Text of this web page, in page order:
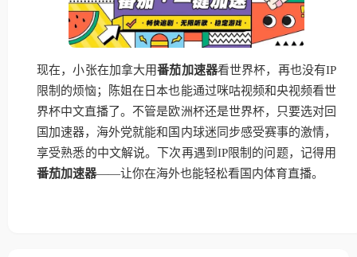
现在，小张在加拿大用番茄加速器看世界杯，再也没有IP
限制的烦恼；陈姐在日本也能通过咪咕视频和央视频看世
界杯中文直播了。不管是欧洲杯还是世界杯，只要选对回
国加速器，海外党就能和国内球迷同步感受赛事的激情，
享受熟悉的中文解说。下次再遇到IP限制的问题，记得用
番茄加速器——让你在海外也能轻松看国内体育直播。